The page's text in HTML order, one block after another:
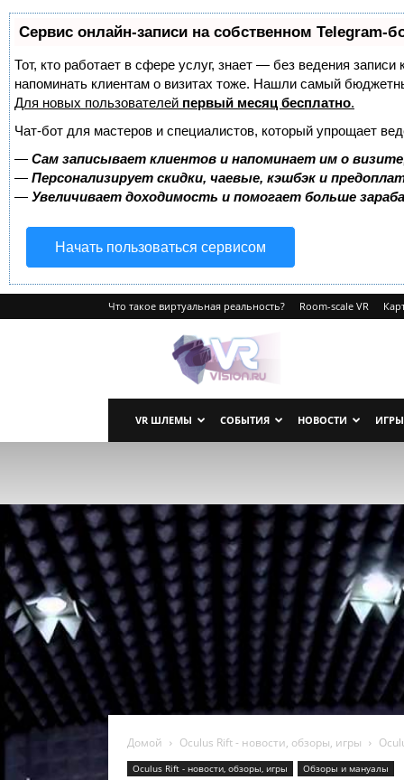
Сервис онлайн-записи на собственном Telegram-
Тот, кто работает в сфере услуг, знает — без ведения
напоминать клиентам о визитах тоже. Нашли самый
Для новых пользователей первый месяц бесплатно.
Чат-бот для мастеров и специалистов, который упрощает
— Сам записывает клиентов и напоминает им о
— Персонализирует скидки, чаевые, кэшбэк и
— Увеличивает доходимость и помогает больше
Начать пользоваться сервисом
Что такое виртуальная реальность? Room-scale VR
VRvision.ru
VR ШЛЕМЫ СОБЫТИЯ НОВОСТИ ИГРЫ
Домой Oculus Rift - новости, обзоры, игры
Oculus Rift - новости, обзоры, игры Обзоры и мануалы